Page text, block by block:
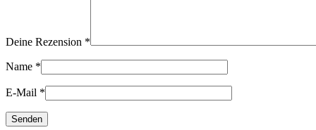
Deine Rezension *
Name *
E-Mail *